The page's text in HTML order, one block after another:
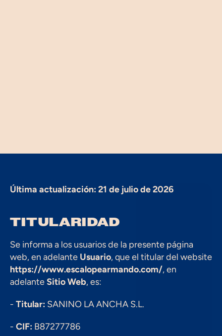
Última actualización: 21 de julio de 2026
TITULARIDAD
Se informa a los usuarios de la presente página
web, en adelante Usuario
https://www.escalopearmando.com/, en
adelante Sitio Web, es:
- Titular: SANINO LA ANCHA S.L.
- CIF: B87277786